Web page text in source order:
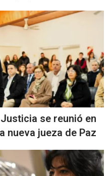
se reunió en
nueva jueza de Paz